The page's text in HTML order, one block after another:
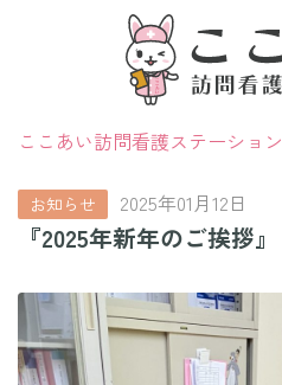
ここあい訪問看護ステーション
お知らせ 2025年01月12日
『2025年新年のご挨拶』